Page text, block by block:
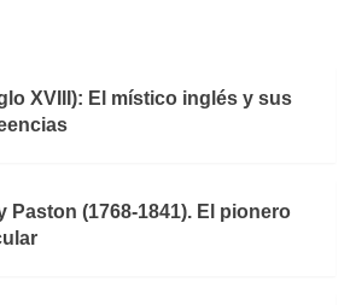
XVIII): El místico inglés y sus
Paston (1768-1841). El pionero